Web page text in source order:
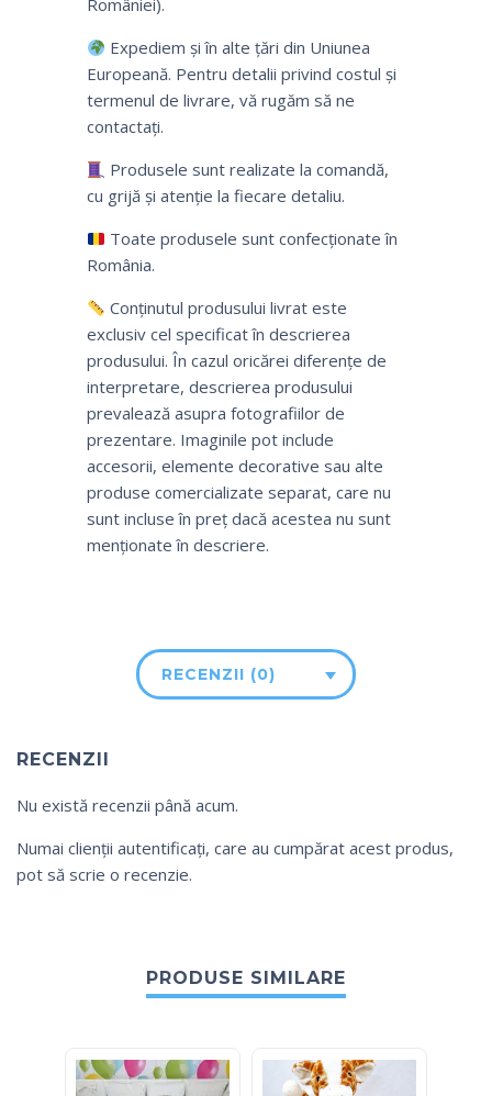
României).
Expediem și în alte țări din Uniunea
Europeană. Pentru detalii privind costul și
termenul de livrare, vă rugăm să ne
contactați.
Produsele sunt realizate la comandă,
cu grijă și atenție la fiecare detaliu.
Toate produsele sunt confecționate în
România.
Conținutul produsului livrat este
exclusiv cel specificat în descrierea
produsului. În cazul oricărei diferențe de
interpretare, descrierea produsului
prevalează asupra fotografiilor de
prezentare. Imaginile pot include
accesorii, elemente decorative sau alte
produse comercializate separat, care nu
sunt incluse în preț dacă acestea nu sunt
menționate în descriere.
RECENZII (0)
RECENZII
Nu există recenzii până acum.
Numai clienții autentificați, care au cumpărat acest produs,
pot să scrie o recenzie.
PRODUSE SIMILARE